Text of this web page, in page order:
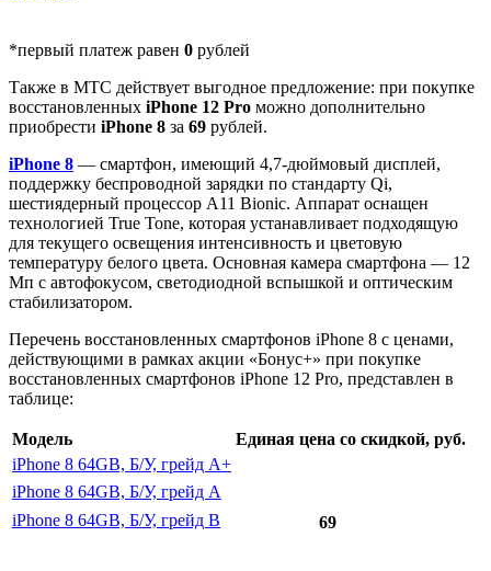
*первый платеж равен 0 рублей
Также в МТС действует выгодное предложение: при покупке
восстановленных iPhone 12 Pro можно дополнительно
приобрести iPhone 8 за 69 рублей.
iPhone 8 — смартфон, имеющий 4,7-дюймовый дисплей,
поддержку беспроводной зарядки по стандарту Qi,
шестиядерный процессор A11 Bionic. Аппарат оснащен
технологией True Tone, которая устанавливает подходящую
для текущего освещения интенсивность и цветовую
температуру белого цвета. Основная камера смартфона — 12
Мп с автофокусом, светодиодной вспышкой и оптическим
стабилизатором.
Перечень восстановленных смартфонов iPhone 8 с ценами,
действующими в рамках акции «Бонус+» при покупке
восстановленных смартфонов iPhone 12 Pro, представлен в
таблице:
Модель
Единая цена со скидкой, руб.
iPhone 8 64GB, Б/У, грейд A+
69
iPhone 8 64GB, Б/У, грейд A
iPhone 8 64GB, Б/У, грейд B